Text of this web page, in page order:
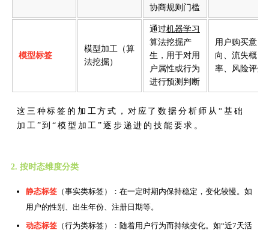
协商规则门槛
模型标签
模型加工（算
法挖掘）
通过机器学习
算法挖掘产
生，用于对用
户属性或行为
进行预测判断
用户购买意
向、流失概
率、风险评分
这三种标签的加工方式，对应了数据分析师从“基础
加工”到“模型加工”逐步递进的技能要求。
2. 按时态维度分类
静态标签 （事实类标签）：在一定时期内保持稳定，变化较慢。如
用户的性别、出生年份、注册日期等。
动态标签 （行为类标签）：随着用户行为而持续变化。如“近7天活